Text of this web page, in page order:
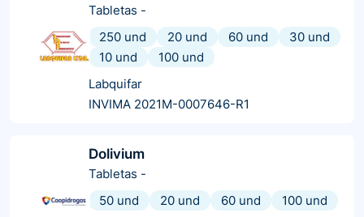
Tabletas -
250 und
20 und 60 und
30 und
10 und
100 und
Labquifar
INVIMA 2021M-0007646-R1
Dolivium
Tabletas -
50 und
20 und 60 und
100 und